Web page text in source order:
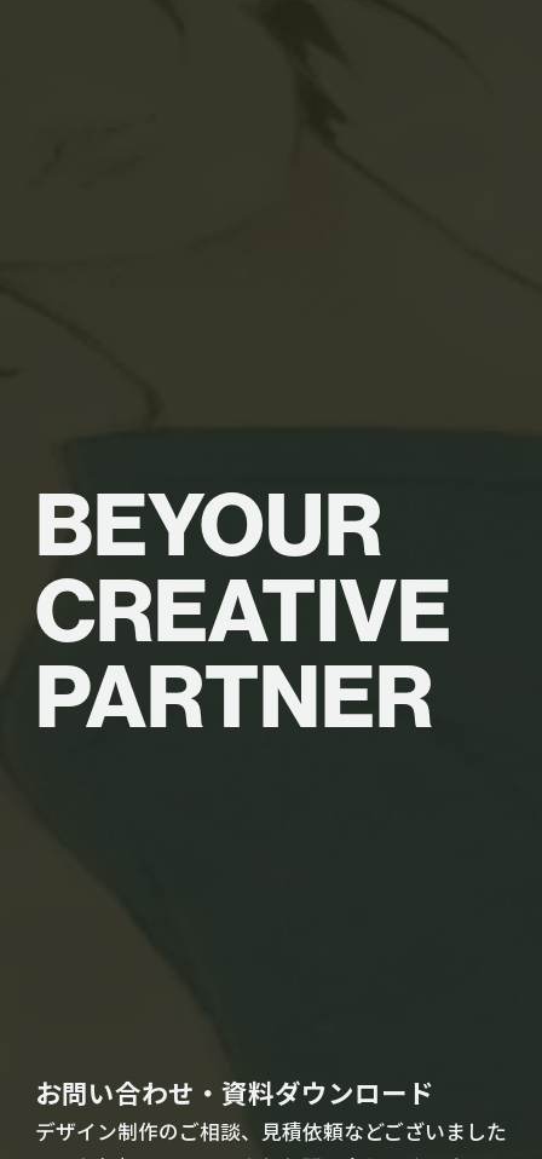
BEYOUR
CREATIVE
PARTNER
お問い合わせ・資料ダウンロード
デザイン制作のご相談、見積依頼などございました